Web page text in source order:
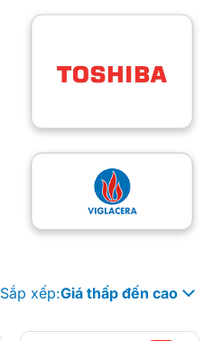
Sắp xếp:Giá thấp đến cao